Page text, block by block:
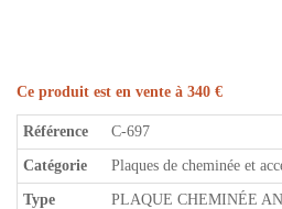
Ce produit est en vente à 340 €
Référence C-697
Catégorie Plaques de cheminée et
Type
PLAQUE CHEMINÉE